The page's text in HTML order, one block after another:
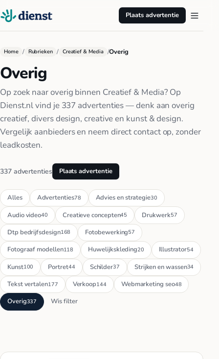
Plaats advertentie
Home / Rubrieken / Creatief & Media /Overig
Overig
Op zoek naar overig binnen Creatief & Media? Op
Dienst.nl vind je 337 advertenties — denk aan overig
creatief, divers design, creative en kunst & design.
Vergelijk aanbieders en neem direct contact op, zonder
leadkosten.
337 advertenties Plaats advertentie
Alles Advertenties78 Advies en strategie30
Audio video40 Creatieve concepten45 Drukwerk57
Dtp bedrijfsdesign168 Fotobewerking57
Fotograaf modellen118 Huwelijkskleding20 Illustrator54
Kunst100 Portret44 Schilder37 Strijken en wassen34
Tekst vertalen177 Verkoop144 Webmarketing seo48
Overig337 Wis filter